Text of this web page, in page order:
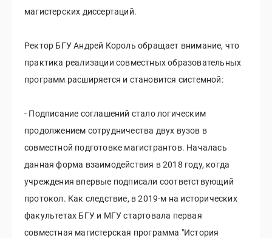
магистерских диссертаций.
Ректор БГУ Андрей Король обращает внимание, что
практика реализации совместных образовательных
программ расширяется и становится системной:
- Подписание соглашений стало логическим
продолжением сотрудничества двух вузов в
совместной подготовке магистрантов. Началась
данная форма взаимодействия в 2018 году, когда
учреждения впервые подписали соответствующий
протокол. Как следствие, в 2019-м на исторических
факультетах БГУ и МГУ стартовала первая
совместная магистерская программа "История